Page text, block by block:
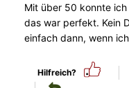
Mit über 50 konnte ich
das war perfekt. Kein
einfach dann, wenn
Hilfreich?